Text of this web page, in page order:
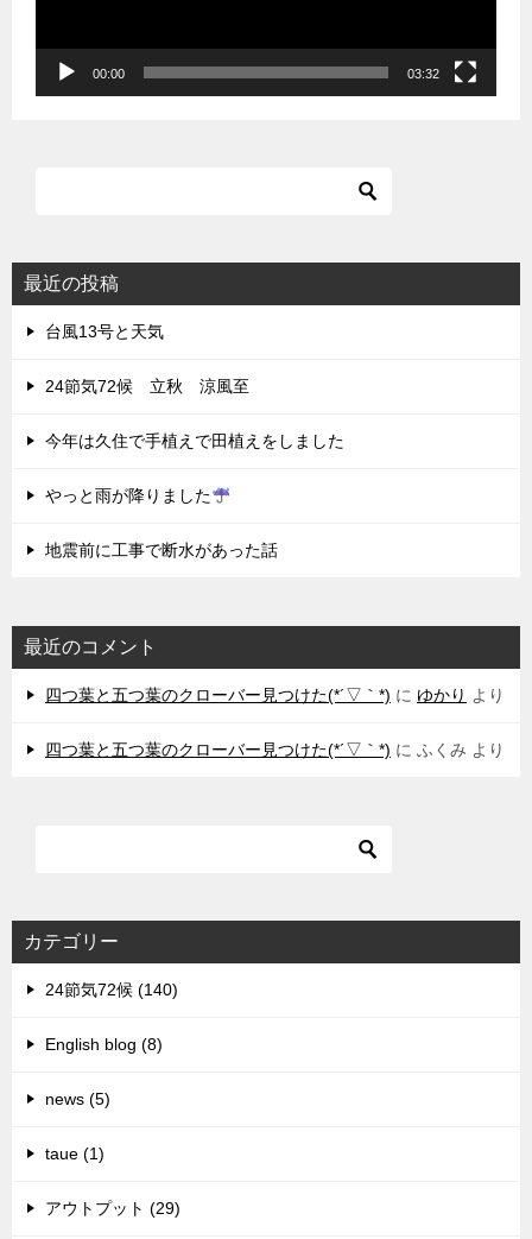
00:00 03:32
最近の投稿
台風13号と天気
24節気72候 立秋 涼風至
今年は久住で手植えで田植えをしました
やっと雨が降りました
地震前に工事で断水があった話
最近のコメント
四つ葉と五つ葉のクローバー見つけた(*´▽｀*) に ゆかり より
四つ葉と五つ葉のクローバー見つけた(*´▽｀*) に ふくみ より
カテゴリー
24節気72候 (140)
English blog (8)
news (5)
taue (1)
アウトプット (29)